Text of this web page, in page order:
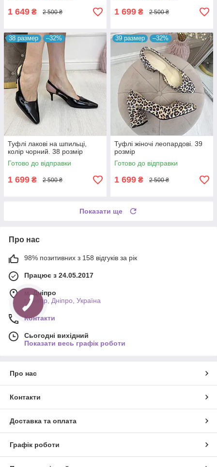
1 649 ₴ 2 500 ₴ 1 699 ₴ 2 500 ₴
38 размер –32%
Туфлі лакові на шпильці,
колір чорний. 38 розмір
Готово до відправки
1 699 ₴ 2 500 ₴
39 размер –32%
Туфлі жіночі леопардові. 39
розмір
Готово до відправки
1 699 ₴ 2 500 ₴
Показати ще
Про нас
98% позитивних з 158 відгуків за рік
Працює з 24.05.2017
м. Дніпро
г.Днепр, Дніпро, Україна
Контакти
Сьогодні вихідний
Показати весь графік роботи
Про нас
Контакти
Доставка та оплата
Графік роботи